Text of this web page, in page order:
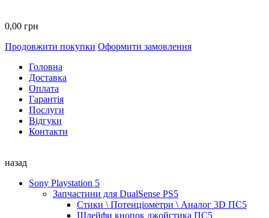
0,00 грн
Продовжити покупки Оформити замовлення
Головна
Доставка
Оплата
Гарантія
Послуги
Відгуки
Контакти
назад
Sony Playstation 5
Запчастини для DualSense PS5
Стики \ Потенціометри \ Аналог 3D ПС5
Шлейфи кнопок джойстика ПС5